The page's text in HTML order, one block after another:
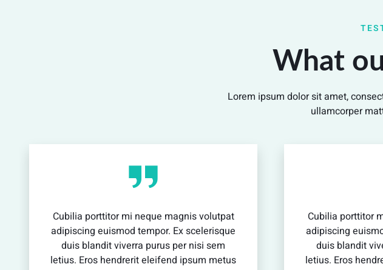
View Detail
What
Lorem ipsum dolor sit amet,
ullamcorper
Cubilia porttitor mi neque magnis volutpat
adipiscing euismod tempor. Ex scelerisque
duis blandit viverra purus per nisi sem
letius. Eros hendrerit eleifend ipsum metus
Cubilia porttitor
adipiscing
duis blandit
letius. Eros